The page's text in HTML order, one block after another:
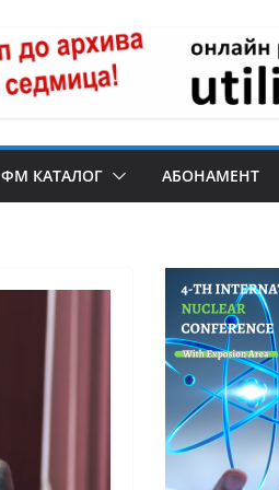
ФМ КАТАЛОГ АБОНАМЕНТ